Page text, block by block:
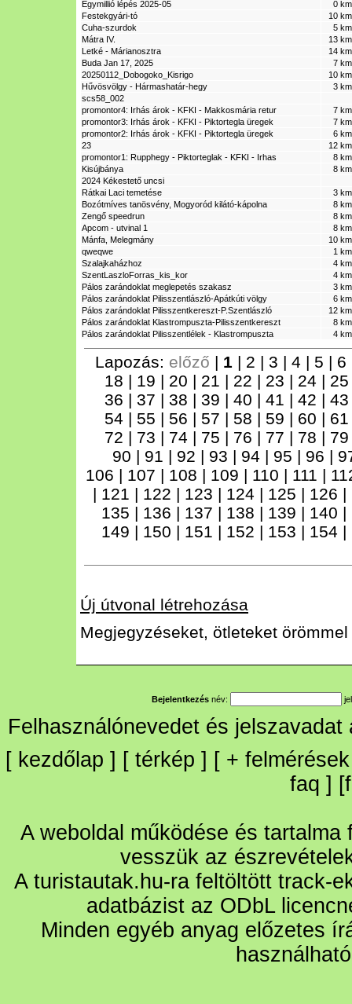
Egymillió lépés 2025-05
0 km
Festekgyári-tó
10 km
Cuha-szurdok
5 km
Mátra IV.
13 km
Letké - Márianosztra
14 km
Buda Jan 17, 2025
7 km
20250112_Dobogoko_Kisrigo
10 km
Hűvösvölgy - Hármashatár-hegy
3 km
scs58_002
promontor4: Irhás árok - KFKI - Makkosmária retur
7 km
promontor3: Irhás árok - KFKI - Piktortegla üregek
7 km
promontor2: Irhás árok - KFKI - Piktortegla üregek
6 km
23
12 km
promontor1: Rupphegy - Piktorteglak - KFKI - Irhas
8 km
Kisújbánya
8 km
2024 Kékestető uncsi
Rátkai Laci temetése
3 km
Bozótmíves tanösvény, Mogyoród kilátó-kápolna
8 km
Zengő speedrun
8 km
Apcom - utvinal 1
8 km
Mánfa, Melegmány
10 km
qweqwe
1 km
Szalajkaházhoz
4 km
SzentLaszloForras_kis_kor
4 km
Pálos zarándoklat meglepetés szakasz
3 km
Pálos zarándoklat Pilisszentlászló-Apátkúti völgy
6 km
Pálos zarándoklat Pilisszentkereszt-P.Szentlászló
12 km
Pálos zarándoklat Klastrompuszta-Pilisszentkereszt
8 km
Pálos zarándoklat Pilisszentlélek - Klastrompuszta
4 km
Lapozás: előző | 1 | 2 | 3 | 4 | 5 | 6
18 | 19 | 20 | 21 | 22 | 23 | 24 |
36 | 37 | 38 | 39 | 40 | 41 | 42 |
54 | 55 | 56 | 57 | 58 | 59 | 60 |
72 | 73 | 74 | 75 | 76 | 77 | 78 |
90 | 91 | 92 | 93 | 94 | 95 | 96 |
106 | 107 | 108 | 109 | 110 | 111 |
| 121 | 122 | 123 | 124 | 125 | 126 |
135 | 136 | 137 | 138 | 139 | 140 |
149 | 150 | 151 | 152 | 153 | 154 |
Új útvonal létrehozása
Megjegyzéseket, ötleteket
Bejelentkezés név:
Felhasználónevedet és
[ kezdőlap ] [ térkép ] [ + felmérések
faq ] [
A weboldal működése és
vesszük az
A turistautak.hu-ra feltöltött track-
adatbázist az ODbL
Minden egyéb anyag előzetes